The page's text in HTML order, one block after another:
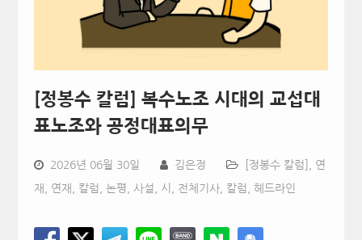
[정봉수 칼럼] 복수노조 시대의 교섭대
표노조와 공정대표의무
2026년 06월 30일 김은정 [정봉수 칼럼] 연
재 연재, 칼럼, 논평, 사설, 시 전체기사, 칼럼 헤드라인